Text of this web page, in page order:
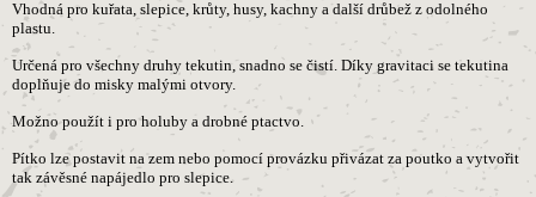
Vhodná pro kuřata, slepice, krůty, husy, kachny a další drůbež z odolného
plastu.
Určená pro všechny druhy tekutin, snadno se čistí. Díky gravitaci se tekutina
doplňuje do misky malými otvory.
Možno použít i pro holuby a drobné ptactvo.
Pítko lze postavit na zem nebo pomocí provázku přivázat za poutko a vytvořit
tak závěsné napájedlo pro slepice.